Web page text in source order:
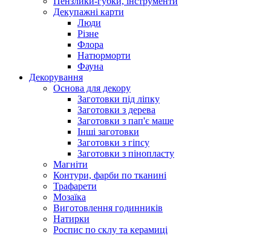
Декупажні карти
Люди
Різне
Флора
Натюрморти
Фауна
Декорування
Основа для декору
Заготовки під ліпку
Заготовки з дерева
Заготовки з пап'є маше
Інші заготовки
Заготовки з гіпсу
Заготовки з пінопласту
Магніти
Контури, фарби по тканині
Трафарети
Мозаїка
Виготовлення годинників
Натирки
Роспис по склу та керамиці